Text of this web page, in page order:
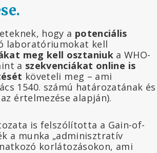
hogy a potenciális
laboratóriumokat kell
meg kell osztaniuk a WHO-
a szekvenciákat online is
követeli meg – ami
1540. számú határozatának és
értelmezése alapján).
is felszólította a Gain-of-
a munka „adminisztratív
korlátozásokon, ami